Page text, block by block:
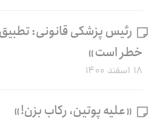
رئیس پزشکی قانونی:
خطر است»
۱۸ اسفند ۱۴۰۰
«علیه پوتین، رکاب بزن!»